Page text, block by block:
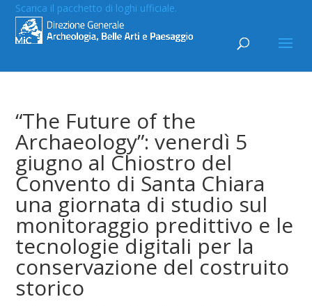
Scarica il pacchetto di loghi ufficiale.
“The Future of the
Archaeology”: venerdì 5
giugno al Chiostro del
Convento di Santa Chiara
una giornata di studio sul
monitoraggio predittivo e le
tecnologie digitali per la
conservazione del costruito
storico